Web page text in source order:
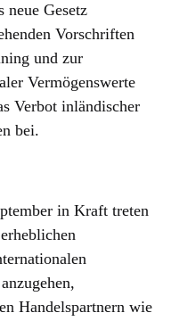
neue Gesetz
Vorschriften
und zur
Vermögenswerte
Verbot inländischer
bei.
in Kraft treten
Handelspartnern wie